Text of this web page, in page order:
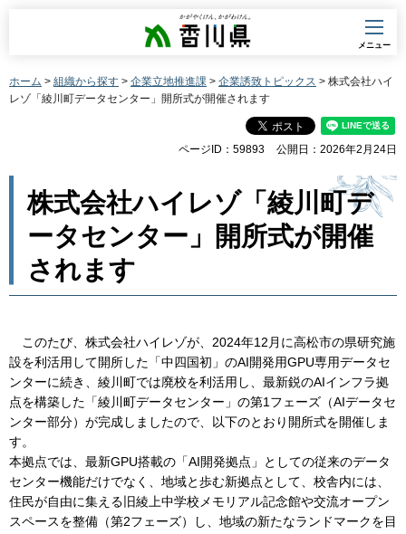
香川県
メニュー
ホーム > 組織から探す > 企業立地推進課 > 企業誘致トピックス > 株式会社ハイ
レゾ「綾川町データセンター」開所式が開催されます
ページID：59893 公開日：2026年2月24日
株式会社ハイレゾ「綾川町デ
ータセンター」開所式が開催
されます
このたび、株式会社ハイレゾが、2024年12月に高松市の県研究施
設を利活用して開所した「中四国初」のAI開発用GPU専用データセ
ンターに続き、綾川町では廃校を利活用し、最新鋭のAIインフラ拠
点を構築した「綾川町データセンター」の第1フェーズ（AIデータセ
ンター部分）が完成しましたので、以下のとおり開所式を開催しま
す。
本拠点では、最新GPU搭載の「AI開発拠点」としての従来のデータ
センター機能だけでなく、地域と歩む新拠点として、校舎内には、
住民が自由に集える旧綾上中学校メモリアル記念館や交流オープン
スペースを整備（第2フェーズ）し、地域の新たなランドマークを目